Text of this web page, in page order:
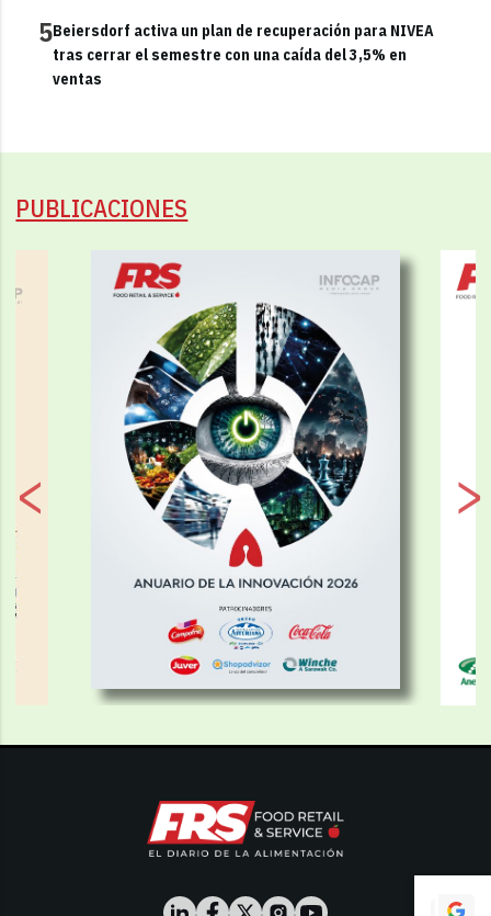
5Beiersdorf activa un plan de recuperación para NIVEA
tras cerrar el semestre con una caída del 3,5% en
ventas
PUBLICACIONES